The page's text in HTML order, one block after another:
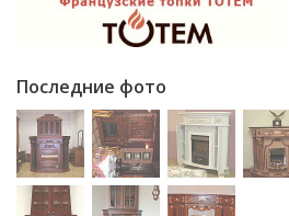
Последние фото